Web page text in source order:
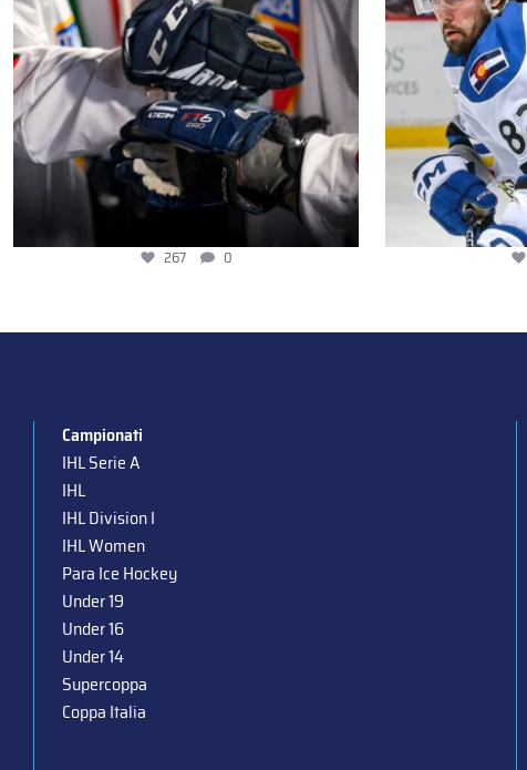
267 0
Campionati
IHL Serie A
IHL
IHL Division I
IHL Women
Para Ice Hockey
Under 19
Under 16
Under 14
Supercoppa
Coppa Italia